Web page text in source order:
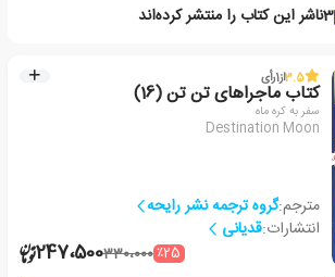
3ناشر این کتاب را منتشر کرده‌اند
3.5از1رأی
کتاب ماجراهای تن تن (16)
سفر به کره ماه
Destination Moon
مترجم:گروه ترجمه نشر رایحه
انتشارات:قدیانی
٪25330،000247،500